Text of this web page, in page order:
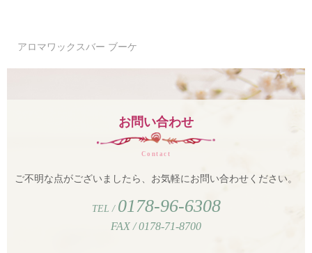
アロマワックスバー ブーケ
お問い合わせ
Contact
ご不明な点がございましたら、お気軽にお問い合わせください。
TEL / 0178-96-6308
FAX / 0178-71-8700